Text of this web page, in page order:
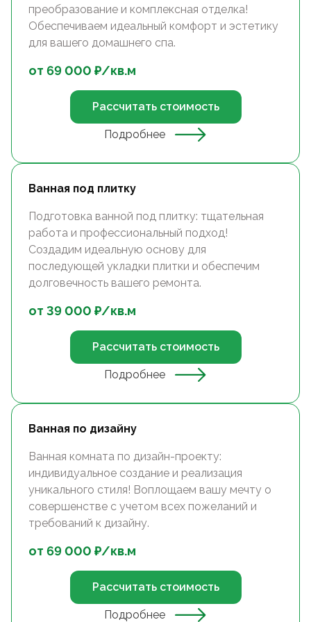
преобразование и комплексная отделка!
Обеспечиваем идеальный комфорт и эстетику
для вашего домашнего спа.
от 69 000 ₽/кв.м
Рассчитать стоимость
Подробнее
Ванная под плитку
Подготовка ванной под плитку: тщательная
работа и профессиональный подход!
Создадим идеальную основу для
последующей укладки плитки и обеспечим
долговечность вашего ремонта.
от 39 000 ₽/кв.м
Рассчитать стоимость
Подробнее
Ванная по дизайну
Ванная комната по дизайн-проекту:
индивидуальное создание и реализация
уникального стиля! Воплощаем вашу мечту о
совершенстве с учетом всех пожеланий и
требований к дизайну.
от 69 000 ₽/кв.м
Рассчитать стоимость
Подробнее